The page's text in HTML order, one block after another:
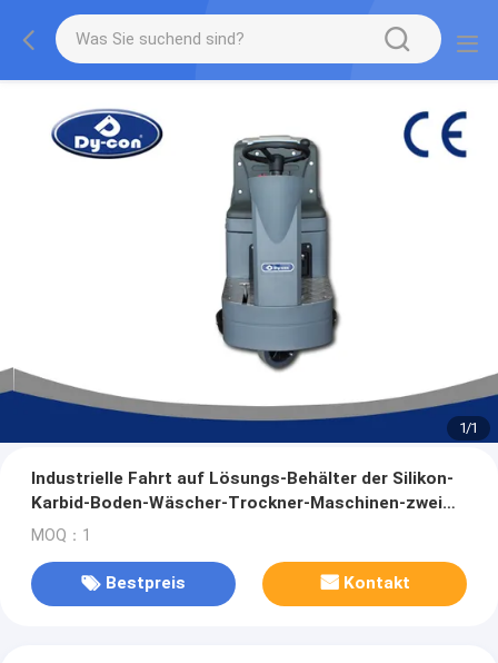
1/1
Industrielle Fahrt auf Lösungs-Behälter der Silikon-
Karbid-Boden-Wäscher-Trockner-Maschinen-zwei
der Bürsten-90L
MOQ：1
Bestpreis Kontakt